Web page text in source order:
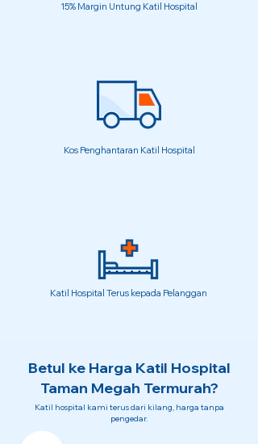
15% Margin Untung Katil Hospital
Kos Penghantaran Katil Hospital
Katil Hospital Terus kepada Pelanggan
Betul ke Harga Katil Hospital
Taman Megah Termurah?
Katil hospital kami terus dari kilang, harga tanpa
pengedar.